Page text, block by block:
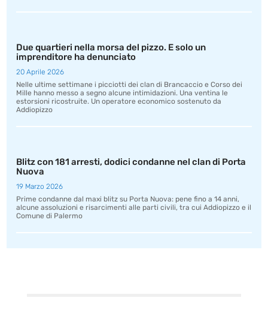
Due quartieri nella morsa del pizzo. E solo un
imprenditore ha denunciato
20 Aprile 2026
Nelle ultime settimane i picciotti dei clan di Brancaccio e Corso dei
Mille hanno messo a segno alcune intimidazioni. Una ventina le
estorsioni ricostruite. Un operatore economico sostenuto da
Addiopizzo
Blitz con 181 arresti, dodici condanne nel clan di Porta
Nuova
19 Marzo 2026
Prime condanne dal maxi blitz su Porta Nuova: pene fino a 14 anni,
alcune assoluzioni e risarcimenti alle parti civili, tra cui Addiopizzo e il
Comune di Palermo